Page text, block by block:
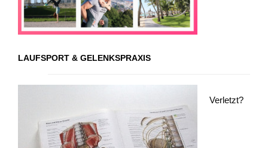
LAUFSPORT & GELENKSPRAXIS
Verletzt?